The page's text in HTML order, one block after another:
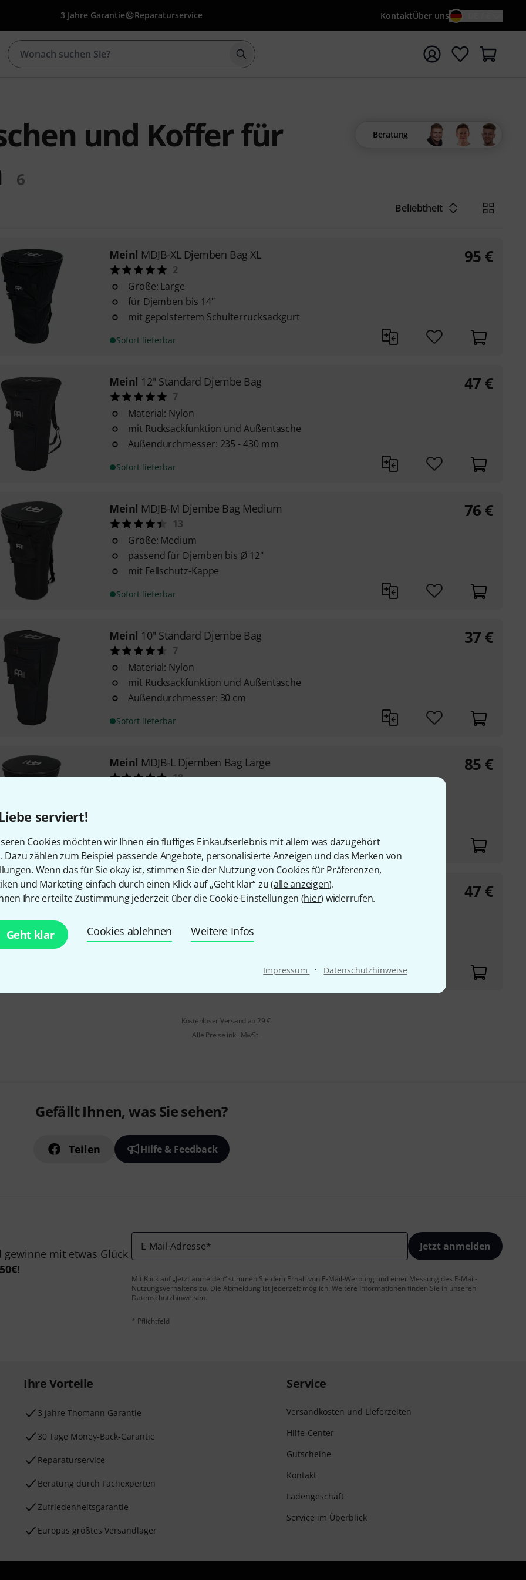
serviert!
Cookies möchten wir Ihnen ein fluffiges Einkaufserlebnis mit allem was dazugehört
Dazu zählen zum Beispiel passende Angebote, personalisierte Anzeigen und das Merken von
Wenn das für Sie okay ist, stimmen Sie der Nutzung von Cookies für Präferenzen,
und Marketing einfach durch einen Klick auf „Geht klar“ zu (alle anzeigen).
Ihre erteilte Zustimmung jederzeit über die Cookie-Einstellungen (hier) widerrufen.
Geht klar Cookies ablehnen Weitere Infos
Impressum · Datenschutzhinweise
3 Jahre Garantie Reparaturservice KontaktÜber uns
Suche mit Suchwort {searchTerm} starten
und Koffer für
6
Beratung
Beliebtheit
Meinl MDJB-XL Djemben Bag XL
2
Größe: Large
für Djemben bis 14"
mit gepolstertem Schulterrucksackgurt
Sofort lieferbar
95 €
Meinl 12" Standard Djembe Bag
7
Material: Nylon
mit Rucksackfunktion und Außentasche
Außendurchmesser: 235 - 430 mm
Sofort lieferbar
47 €
Meinl MDJB-M Djembe Bag Medium
13
Größe: Medium
passend für Djemben bis Ø 12"
mit Fellschutz-Kappe
Sofort lieferbar
76 €
Meinl 10" Standard Djembe Bag
7
Material: Nylon
mit Rucksackfunktion und Außentasche
Außendurchmesser: 30 cm
Sofort lieferbar
37 €
Meinl MDJB-L Djemben Bag Large
18
Sofort lieferbar
85 €
Meinl MDJB-S Djembe Bag Small
15
Größe Small
47 €
Kostenloser Versand ab 29 €
Alle Preise inkl. MwSt.
Gefällt Ihnen, was Sie sehen?
Teilen Hilfe & Feedback
mit etwas Glück
50€!
E-Mail-Adresse* Jetzt anmelden
Mit Klick auf „Jetzt anmelden“ stimmen Sie dem Erhalt von E-Mail-Werbung und einer Messung des E-Mail-
Nutzungsverhaltens zu. Die Abmeldung ist jederzeit möglich. Weitere Informationen finden Sie in unseren
Datenschutzhinweisen.
* Pflichtfeld
Ihre Vorteile
3 Jahre Thomann Garantie
30 Tage Money-Back-Garantie
Reparaturservice
Beratung durch Fachexperten
Zufriedenheitsgarantie
Europas größtes Versandlager
Service
Versandkosten und Lieferzeiten
Hilfe-Center
Gutscheine
Kontakt
Ladengeschäft
Service im Überblick